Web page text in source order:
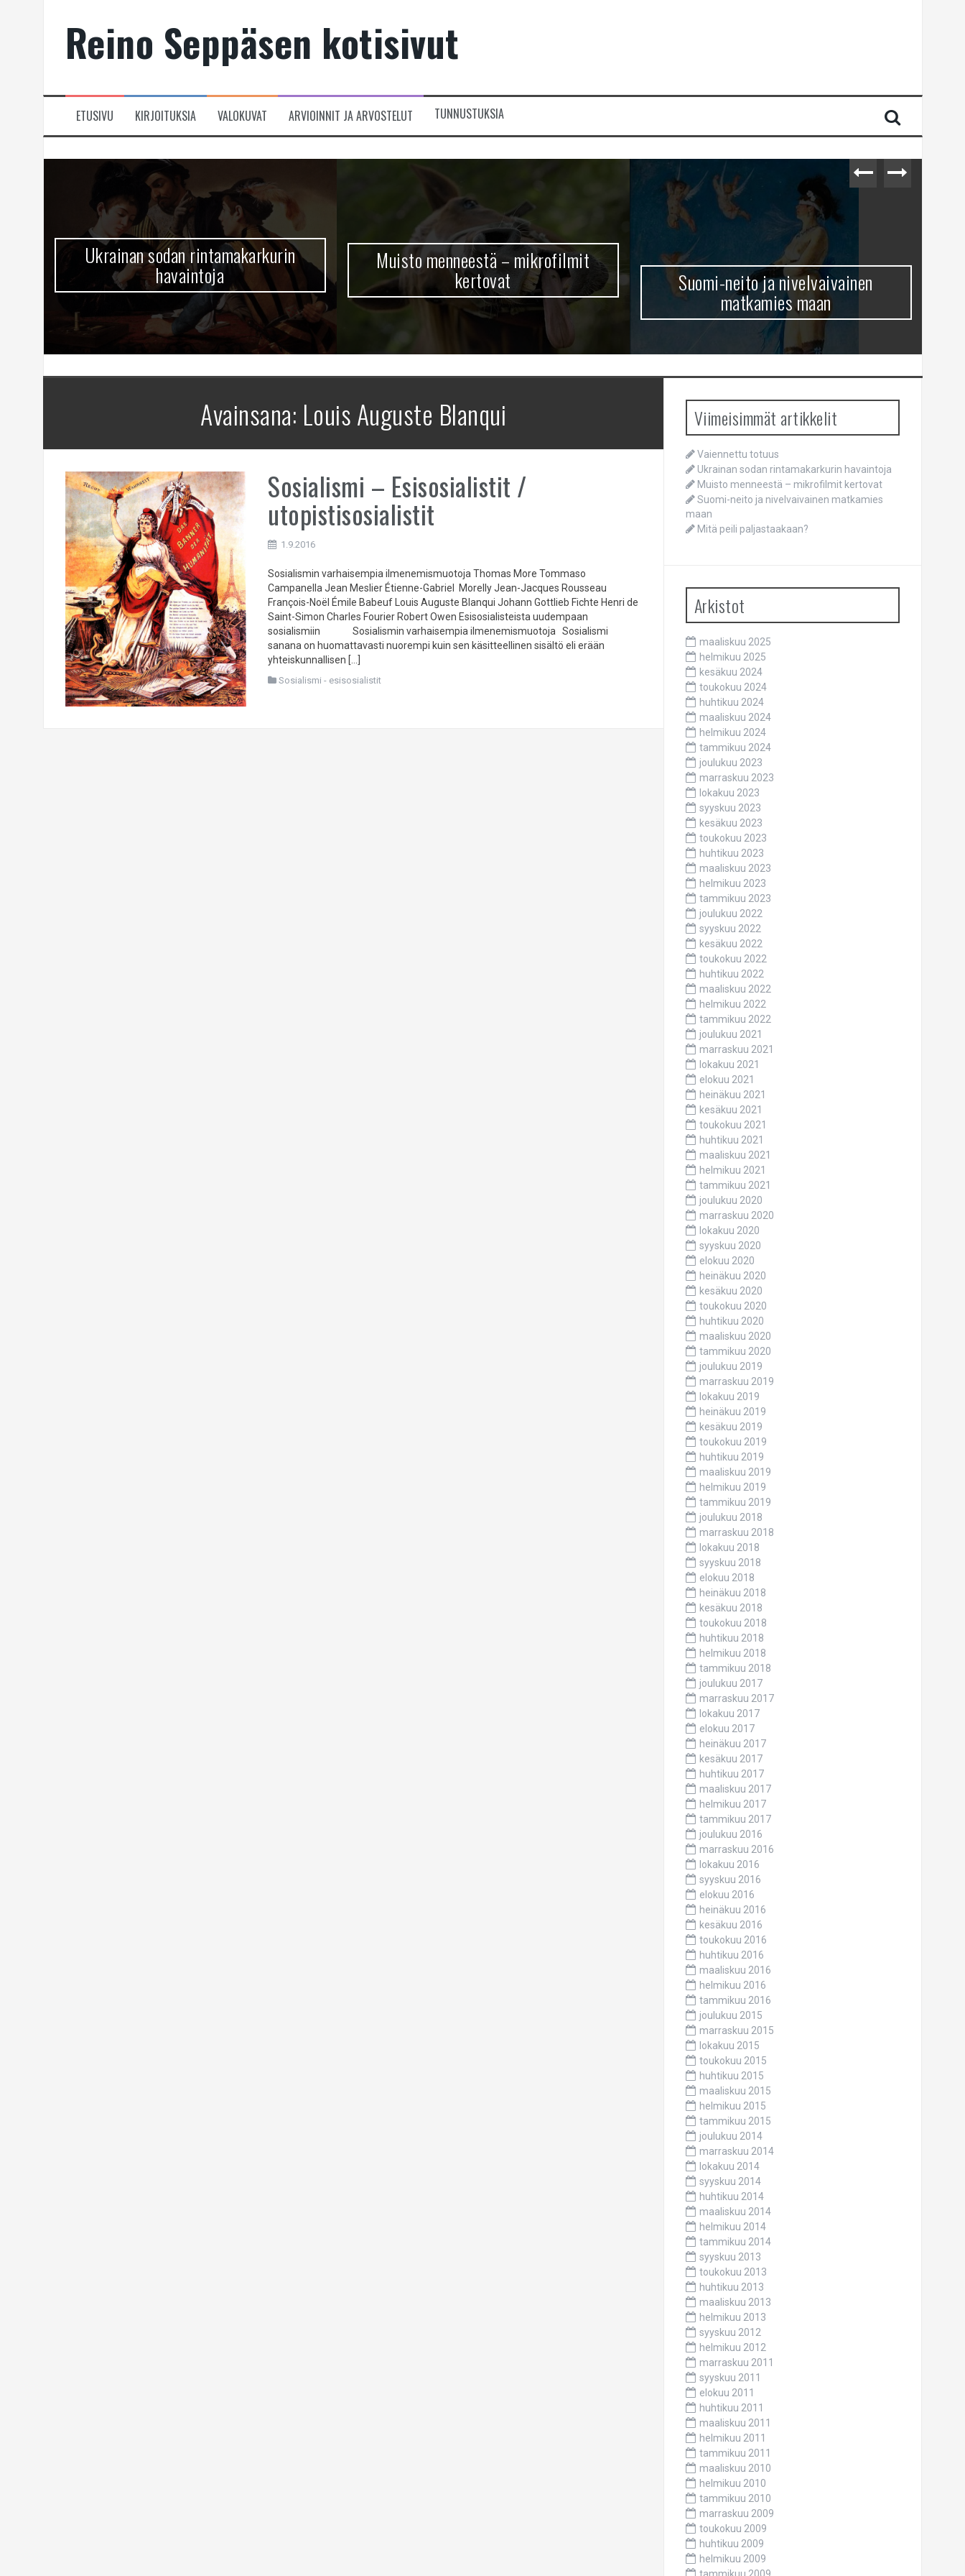
Reino Seppäsen kotisivut
ETUSIVU KIRJOITUKSIA VALOKUVAT ARVIOINNIT JA ARVOSTELUT TUNNUSTUKSIA
Ukrainan sodan rintamakarkurin
havaintoja
Muisto menneestä – mikrofilmit
kertovat Suomi-neito ja nivelvaivainen
matkamies maan
Avainsana: Louis Auguste Blanqui
Sosialismi – Esisosialistit /
utopistisosialistit
1.9.2016
Sosialismin varhaisempia ilmenemismuotoja Thomas More Tommaso
Campanella Jean Meslier Étienne-Gabriel Morelly Jean-Jacques Rousseau
François-Noël Émile Babeuf Louis Auguste Blanqui Johann Gottlieb Fichte Henri de
Saint-Simon Charles Fourier Robert Owen Esisosialisteista uudempaan
sosialismiin Sosialismin varhaisempia ilmenemismuotoja Sosialismi
sanana on huomattavasti nuorempi kuin sen käsitteellinen sisältö eli erään
yhteiskunnallisen […]
Sosialismi - esisosialistit
Viimeisimmät artikkelit
Vaiennettu totuus
Ukrainan sodan rintamakarkurin havaintoja
Muisto menneestä – mikrofilmit kertovat
Suomi-neito ja nivelvaivainen matkamies
maan
Mitä peili paljastaakaan?
Arkistot
maaliskuu 2025
helmikuu 2025
kesäkuu 2024
toukokuu 2024
huhtikuu 2024
maaliskuu 2024
helmikuu 2024
tammikuu 2024
joulukuu 2023
marraskuu 2023
lokakuu 2023
syyskuu 2023
kesäkuu 2023
toukokuu 2023
huhtikuu 2023
maaliskuu 2023
helmikuu 2023
tammikuu 2023
joulukuu 2022
syyskuu 2022
kesäkuu 2022
toukokuu 2022
huhtikuu 2022
maaliskuu 2022
helmikuu 2022
tammikuu 2022
joulukuu 2021
marraskuu 2021
lokakuu 2021
elokuu 2021
heinäkuu 2021
kesäkuu 2021
toukokuu 2021
huhtikuu 2021
maaliskuu 2021
helmikuu 2021
tammikuu 2021
joulukuu 2020
marraskuu 2020
lokakuu 2020
syyskuu 2020
elokuu 2020
heinäkuu 2020
kesäkuu 2020
toukokuu 2020
huhtikuu 2020
maaliskuu 2020
tammikuu 2020
joulukuu 2019
marraskuu 2019
lokakuu 2019
heinäkuu 2019
kesäkuu 2019
toukokuu 2019
huhtikuu 2019
maaliskuu 2019
helmikuu 2019
tammikuu 2019
joulukuu 2018
marraskuu 2018
lokakuu 2018
syyskuu 2018
elokuu 2018
heinäkuu 2018
kesäkuu 2018
toukokuu 2018
huhtikuu 2018
helmikuu 2018
tammikuu 2018
joulukuu 2017
marraskuu 2017
lokakuu 2017
elokuu 2017
heinäkuu 2017
kesäkuu 2017
huhtikuu 2017
maaliskuu 2017
helmikuu 2017
tammikuu 2017
joulukuu 2016
marraskuu 2016
lokakuu 2016
syyskuu 2016
elokuu 2016
heinäkuu 2016
kesäkuu 2016
toukokuu 2016
huhtikuu 2016
maaliskuu 2016
helmikuu 2016
tammikuu 2016
joulukuu 2015
marraskuu 2015
lokakuu 2015
toukokuu 2015
huhtikuu 2015
maaliskuu 2015
helmikuu 2015
tammikuu 2015
joulukuu 2014
marraskuu 2014
lokakuu 2014
syyskuu 2014
huhtikuu 2014
maaliskuu 2014
helmikuu 2014
tammikuu 2014
syyskuu 2013
toukokuu 2013
huhtikuu 2013
maaliskuu 2013
helmikuu 2013
syyskuu 2012
helmikuu 2012
marraskuu 2011
syyskuu 2011
elokuu 2011
huhtikuu 2011
maaliskuu 2011
helmikuu 2011
tammikuu 2011
maaliskuu 2010
helmikuu 2010
tammikuu 2010
marraskuu 2009
toukokuu 2009
huhtikuu 2009
helmikuu 2009